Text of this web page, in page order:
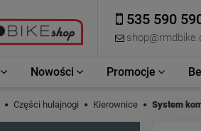
535 590
Nowości Promocje
Części hulajnogi Kierownice System